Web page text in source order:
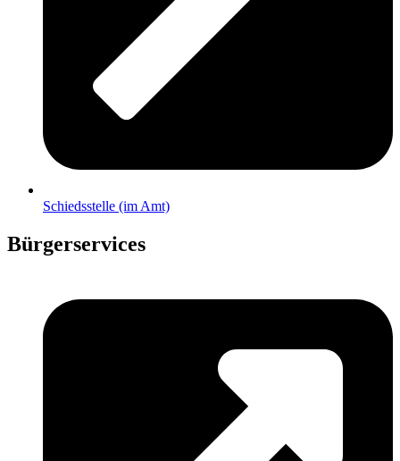
Schiedsstelle (im Amt)
Bürgerservices